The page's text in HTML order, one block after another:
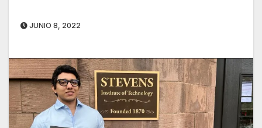
JUNIO 8, 2022